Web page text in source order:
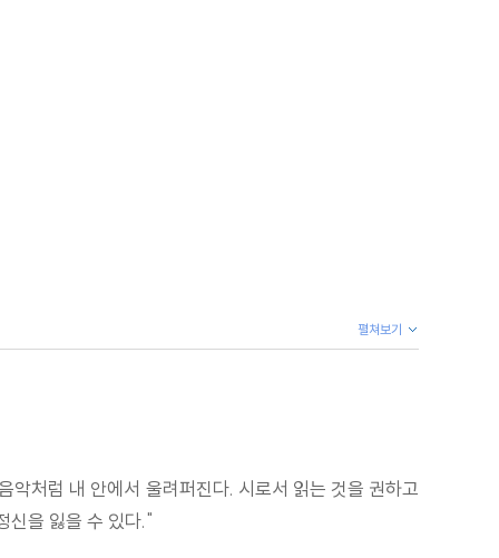
펼쳐보기
처럼 내 안에서 울려퍼진다. 시로서 읽는 것을 권하고
신을 잃을 수 있다."